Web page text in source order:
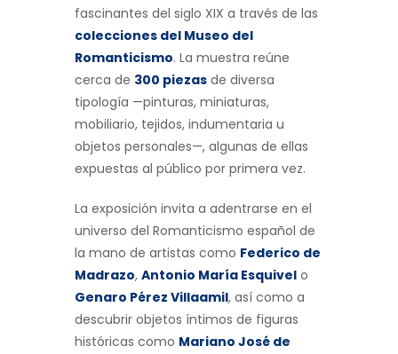
fascinantes del siglo XIX a través de las
colecciones del Museo del
Romanticismo. La muestra reúne
cerca de 300 piezas de diversa
tipología —pinturas, miniaturas,
mobiliario, tejidos, indumentaria u
objetos personales—, algunas de ellas
expuestas al público por primera vez.
La exposición invita a adentrarse en el
universo del Romanticismo español de
la mano de artistas como Federico de
Madrazo, Antonio María Esquivel o
Genaro Pérez Villaamil, así como a
descubrir objetos íntimos de figuras
históricas como Mariano José de